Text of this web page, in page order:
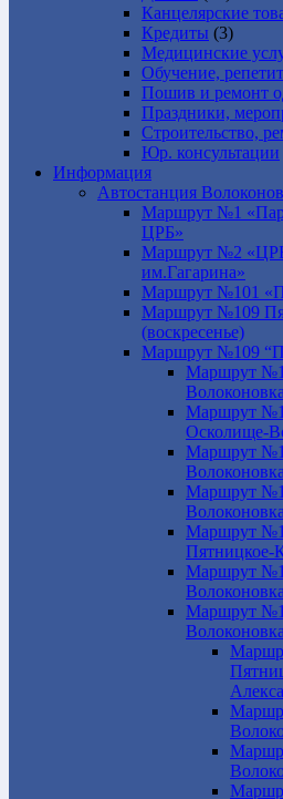
Канцелярские
Кредиты (3)
Медицинские
Обучение,
Пошив и ремонт
Праздники,
Строительство,
Юр. консультации
Информация
Автостанция
Маршрут №1
ЦРБ»
Маршрут №2
им.Гагарина»
Маршрут №101
Маршрут №109
(воскресенье)
Маршрут №109
Маршрут
Маршрут
Осколище-
Маршрут
Маршрут
Маршрут
Пятницкое-
Маршрут
Маршрут